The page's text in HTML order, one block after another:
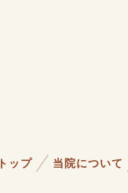
トップ 当院について